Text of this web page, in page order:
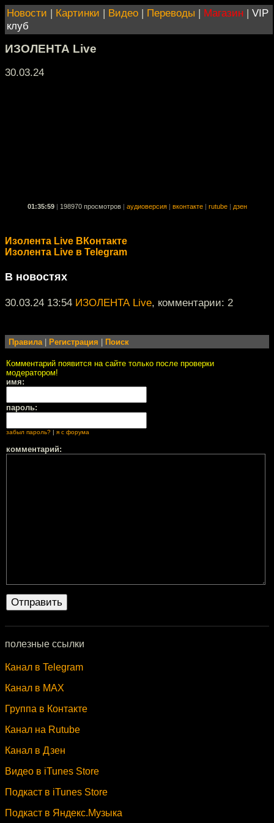
Новости | Картинки | Видео | Переводы | Магазин | VIP
клуб
ИЗОЛЕНТА Live
30.03.24
01:35:59 198970 просмотров аудиоверсия вконтакте rutube дзен
Изолента Live ВКонтакте
Изолента Live в Telegram
В новостях
30.03.24 13:54 ИЗОЛЕНТА Live, комментарии: 2
Правила| Регистрация Поиск
Комментарий появится на сайте только после проверки
модератором!
имя:
пароль:
забыл пароль? я с форума
комментарий:
полезные ссылки
Канал в Telegram
Канал в MAX
Группа в Контакте
Канал на Rutube
Канал в Дзен
Видео в iTunes Store
Подкаст в iTunes Store
Подкаст в Яндекс.Музыка